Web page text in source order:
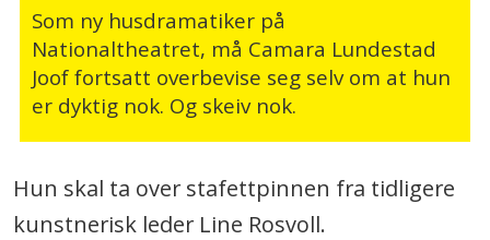
Som ny husdramatiker på
Nationaltheatret, må Camara Lundestad
Joof fortsatt overbevise seg selv om at hun
er dyktig nok. Og skeiv nok.
Hun skal ta over stafettpinnen fra tidligere
kunstnerisk leder Line Rosvoll.